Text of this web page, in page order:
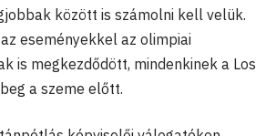
között is számolni kell velük.
eseményekkel az olimpiai
is megkezdődött, mindenkinek a Los
a szeme előtt.